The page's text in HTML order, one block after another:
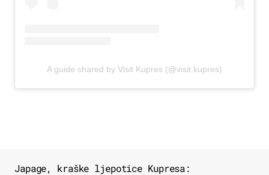
A guide shared by Visit Kupres (@visit.kupres)
Japage, kraške ljepotice Kupresa: